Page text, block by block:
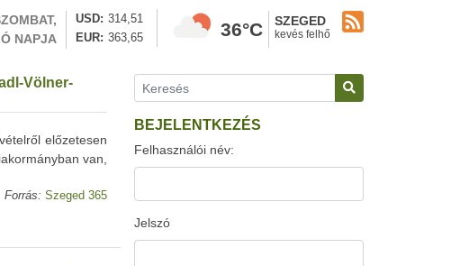
NAPJA
USD
314,51
EUR
363,65 36°C SZEGED
kevés felhő
Völner-
előzetesen
van,
Forrás: Szeged 365
BEJELENTKEZÉS
Felhasználói név:
Jelszó